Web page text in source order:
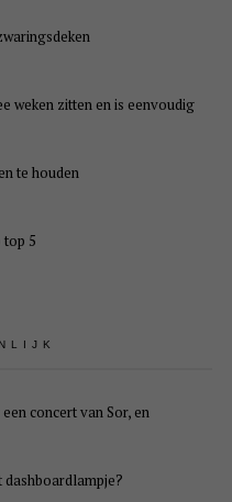
weken zitten en is eenvoudig
te houden
5
concert van Sor, en
dashboardlampje?